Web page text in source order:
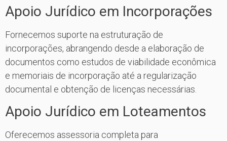
Apoio Jurídico em Incorporações
Fornecemos suporte na estruturação de
incorporações, abrangendo desde a elaboração de
documentos como estudos de viabilidade econômica
e memoriais de incorporação até a regularização
documental e obtenção de licenças necessárias.
Apoio Jurídico em Loteamentos
Oferecemos assessoria completa para